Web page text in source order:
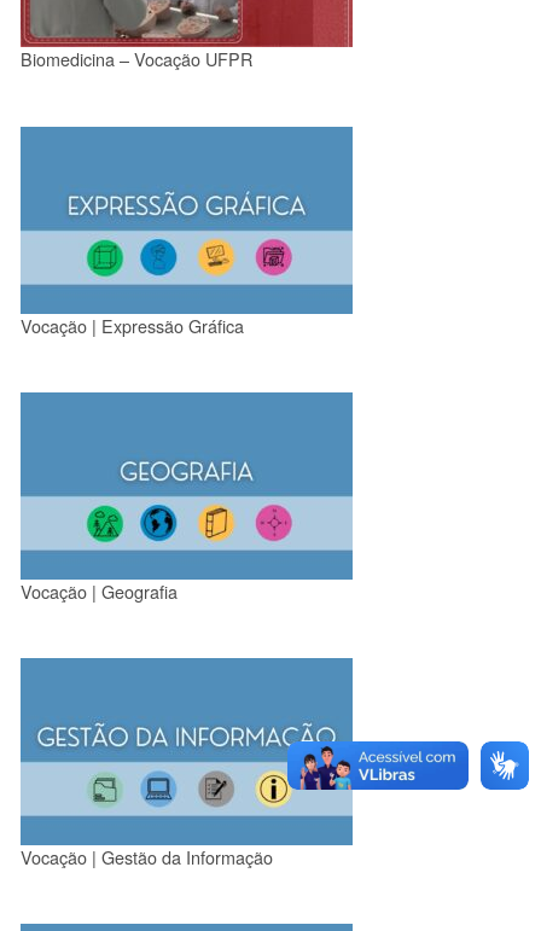
Biomedicina – Vocação UFPR
Vocação | Expressão Gráfica
Vocação | Geografia
Vocação | Gestão da Informação